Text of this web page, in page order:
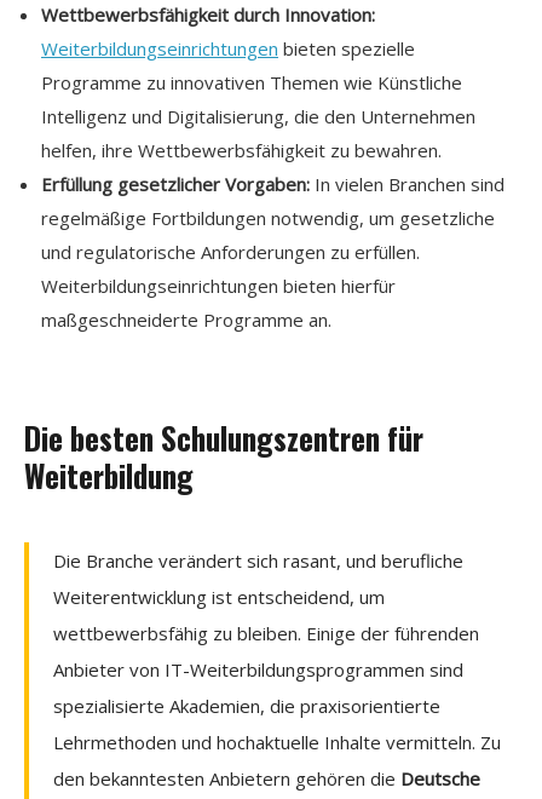
Wettbewerbsfähigkeit durch Innovation:
Weiterbildungseinrichtungen bieten spezielle
Programme zu innovativen Themen wie Künstliche
Intelligenz und Digitalisierung, die den Unternehmen
helfen, ihre Wettbewerbsfähigkeit zu bewahren.
Erfüllung gesetzlicher Vorgaben: In vielen Branchen sind
regelmäßige Fortbildungen notwendig, um gesetzliche
und regulatorische Anforderungen zu erfüllen.
Weiterbildungseinrichtungen bieten hierfür
maßgeschneiderte Programme an.
Die besten Schulungszentren für
Weiterbildung
Die Branche verändert sich rasant, und berufliche
Weiterentwicklung ist entscheidend, um
wettbewerbsfähig zu bleiben. Einige der führenden
Anbieter von IT-Weiterbildungsprogrammen sind
spezialisierte Akademien, die praxisorientierte
Lehrmethoden und hochaktuelle Inhalte vermitteln. Zu
den bekanntesten Anbietern gehören die Deutsche